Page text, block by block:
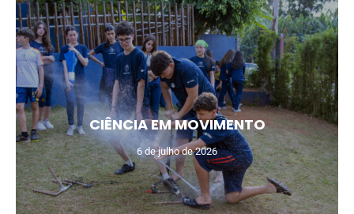
CIÊNCIA EM MOVIMENTO
6 de julho de 2026